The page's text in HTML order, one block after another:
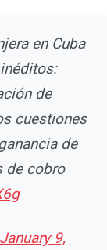
en Cuba
de
cuestiones
de
de cobro
January 9,